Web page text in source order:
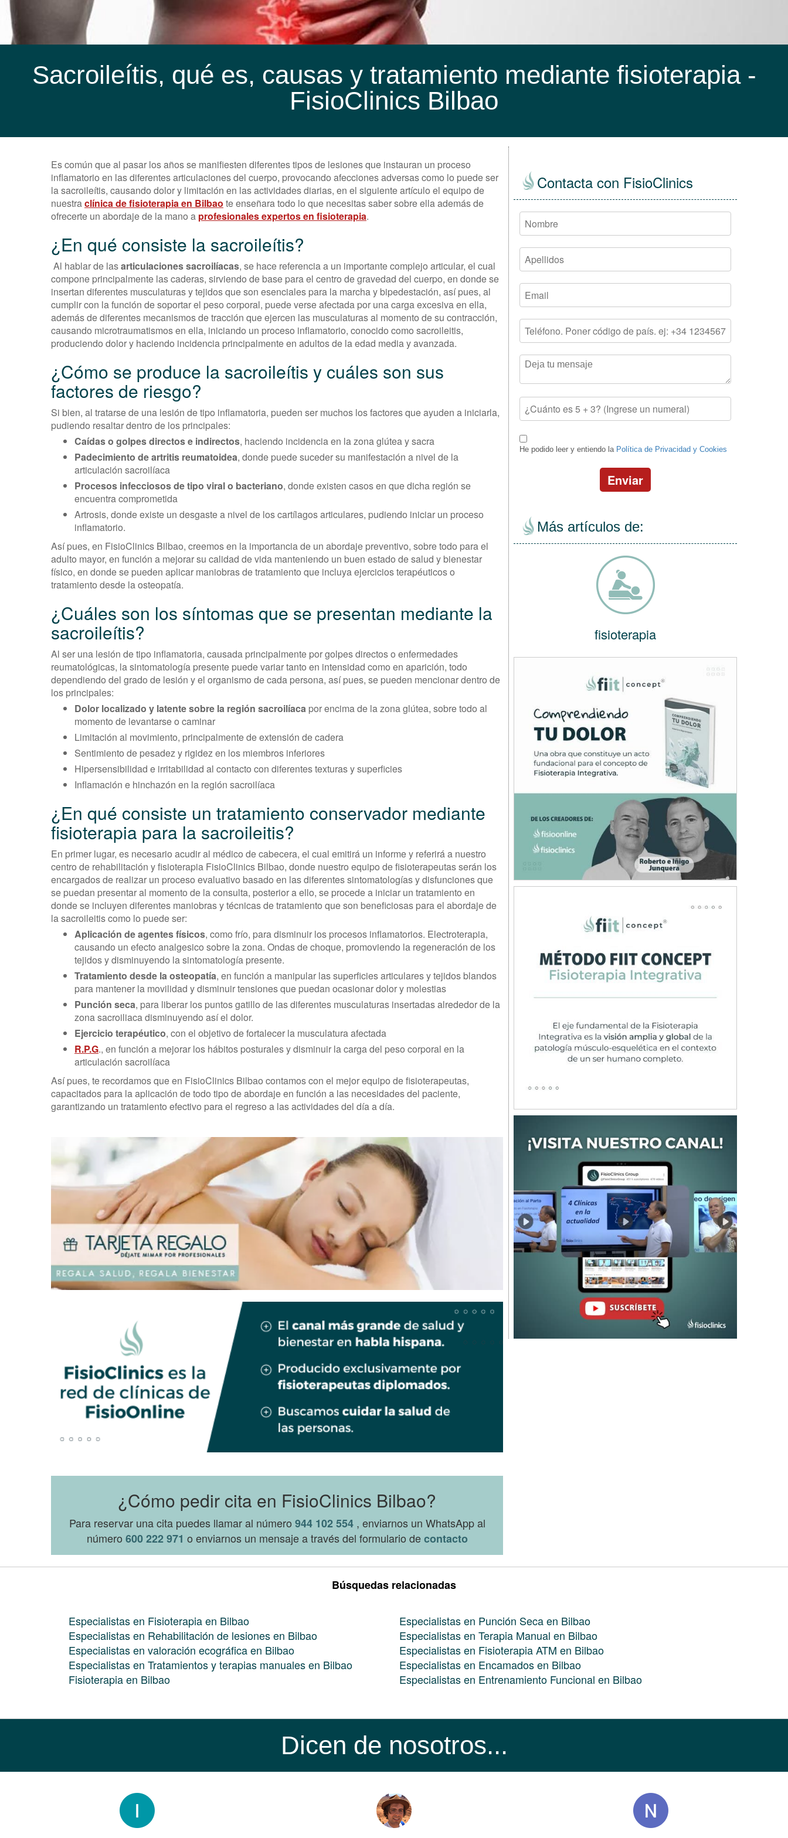
Sacroileítis, qué es, causas y tratamiento mediante fisioterapia -
FisioClinics Bilbao
Es común que al pasar los años se manifiesten diferentes tipos de lesiones que instauran un proceso
inflamatorio en las diferentes articulaciones del cuerpo, provocando afecciones adversas como lo puede ser
la sacroileítis, causando dolor y limitación en las actividades diarias, en el siguiente artículo el equipo de
nuestraclínica de fisioterapia en Bilbao te enseñara todo lo que necesitas saber sobre ella además de
ofrecerte un abordaje de la mano a profesionales expertos en fisioterapia.
¿En qué consiste la sacroileítis?
Al hablar de lasarticulaciones sacroilíacas, se hace referencia a un importante complejo articular, el cual
compone principalmente las caderas, sirviendo de base para el centro de gravedad del cuerpo, en donde se
insertan diferentes musculaturas y tejidos que son esenciales para la marcha y bipedestación, así pues, al
cumplir con la función de soportar el peso corporal, puede verse afectada por una carga excesiva en ella,
además de diferentes mecanismos de tracción que ejercen las musculaturas al momento de su contracción,
causando microtraumatismos en ella, iniciando un proceso inflamatorio, conocido como sacroileitis,
produciendo dolor y haciendo incidencia principalmente en adultos de la edad media y avanzada.
¿Cómo se produce la sacroileítis y cuáles son sus
factores de riesgo?
Si bien, al tratarse de una lesión de tipo inflamatoria, pueden ser muchos los factores que ayuden a iniciarla,
pudiendo resaltar dentro de los principales:
Caídas o golpes directos e indirectos, haciendo incidencia en la zona glútea y sacra
Padecimiento de artritis reumatoidea, donde puede suceder su manifestación a nivel de la
articulación sacroilíaca
Procesos infecciosos de tipo viral o bacteriano, donde existen casos en que dicha región se
encuentra comprometida
Artrosis, donde existe un desgaste a nivel de los cartílagos articulares, pudiendo iniciar un proceso
inflamatorio.
Así pues, en FisioClinics Bilbao, creemos en la importancia de un abordaje preventivo, sobre todo para el
adulto mayor, en función a mejorar su calidad de vida manteniendo un buen estado de salud y bienestar
físico, en donde se pueden aplicar maniobras de tratamiento que incluya ejercicios terapéuticos o
tratamiento desde la osteopatía.
¿Cuáles son los síntomas que se presentan mediante la
sacroileítis?
Al ser una lesión de tipo inflamatoria, causada principalmente por golpes directos o enfermedades
reumatológicas, la sintomatología presente puede variar tanto en intensidad como en aparición, todo
dependiendo del grado de lesión y el organismo de cada persona, así pues, se pueden mencionar dentro de
los principales:
Dolor localizado y latente sobre la región sacroilíaca por encima de la zona glútea, sobre todo al
momento de levantarse o caminar
Limitación al movimiento, principalmente de extensión de cadera
Sentimiento de pesadez y rigidez en los miembros inferiores
Hipersensibilidad e irritabilidad al contacto con diferentes texturas y superficies
Inflamación e hinchazón en la región sacroilíaca
¿En qué consiste un tratamiento conservador mediante
fisioterapia para la sacroileitis?
En primer lugar, es necesario acudir al médico de cabecera, el cual emitirá un informe y referirá a nuestro
centro de rehabilitación y fisioterapia FisioClinics Bilbao, donde nuestro equipo de fisioterapeutas serán los
encargados de realizar un proceso evaluativo basado en las diferentes sintomatologías y disfunciones que
se puedan presentar al momento de la consulta, posterior a ello, se procede a iniciar un tratamiento en
donde se incluyen diferentes maniobras y técnicas de tratamiento que son beneficiosas para el abordaje de
la sacroileitis como lo puede ser:
Aplicación de agentes físicos, como frío, para disminuir los procesos inflamatorios. Electroterapia,
causando un efecto analgesico sobre la zona. Ondas de choque, promoviendo la regeneración de los
tejidos y disminuyendo la sintomatología presente.
Tratamiento desde la osteopatía, en función a manipular las superficies articulares y tejidos blandos
para mantener la movilidad y disminuir tensiones que puedan ocasionar dolor y molestias
Punción seca, para liberar los puntos gatillo de las diferentes musculaturas insertadas alrededor de la
zona sacroiliaca disminuyendo así el dolor.
Ejercicio terapéutico, con el objetivo de fortalecer la musculatura afectada
R.P.G., en función a mejorar los hábitos posturales y disminuir la carga del peso corporal en la
articulación sacroilíaca
Así pues, te recordamos que en FisioClinics Bilbao contamos con el mejor equipo de fisioterapeutas,
capacitados para la aplicación de todo tipo de abordaje en función a las necesidades del paciente,
garantizando un tratamiento efectivo para el regreso a las actividades del día a día.
¿Cómo pedir cita en FisioClinics Bilbao?
Para reservar una cita puedes llamar al número 944 102 554 , enviarnos un WhatsApp al
número 600 222 971 o enviarnos un mensaje a través del formulario decontacto
Contacta con FisioClinics
He podido leer y entiendo la Política de Privacidad y Cookies
Enviar
Más artículos de:
fisioterapia
Búsquedas relacionadas
Especialistas en Fisioterapia en Bilbao
Especialistas en Rehabilitación de lesiones en Bilbao
Especialistas en valoración ecográfica en Bilbao
Especialistas en Tratamientos y terapias manuales en Bilbao
Fisioterapia en Bilbao
Especialistas en Punción Seca en Bilbao
Especialistas en Terapia Manual en Bilbao
Especialistas en Fisioterapia ATM en Bilbao
Especialistas en Encamados en Bilbao
Especialistas en Entrenamiento Funcional en Bilbao
Dicen de nosotros...